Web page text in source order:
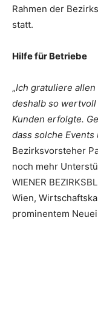
Rahmen der
statt.
Hilfe für Betriebe
„Ich gratuliere
deshalb so
Kunden erfolgte.
dass solche
Bezirksvorsteher
noch mehr
WIENER
Wien,
prominentem